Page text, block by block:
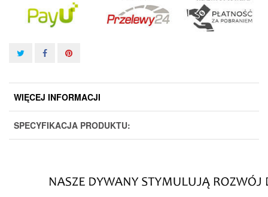
WIĘCEJ INFORMACJI
SPECYFIKACJA PRODUKTU: